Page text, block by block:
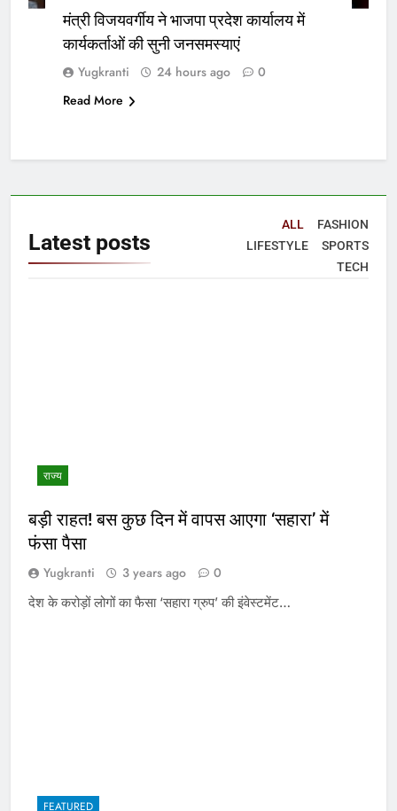
मंत्री विजयवर्गीय ने भाजपा प्रदेश कार्यालय में
कार्यकर्ताओं की सुनी जनसमस्याएं
Yugkranti 24 hours ago
0
Read More
Latest posts
ALL
FASHION
LIFESTYLE
SPORTS
TECH
राज्य
बड़ी राहत! बस कुछ दिन में वापस आएगा ‘सहारा’ में
फंसा पैसा
Yugkranti 3 years ago 0
देश के करोड़ों लोगों का फैसा ‘सहारा ग्रुप’ की इंवेस्टमेंट…
FEATURED